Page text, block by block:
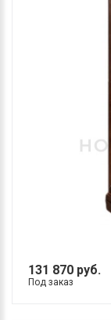
131 870 руб.
Под заказ